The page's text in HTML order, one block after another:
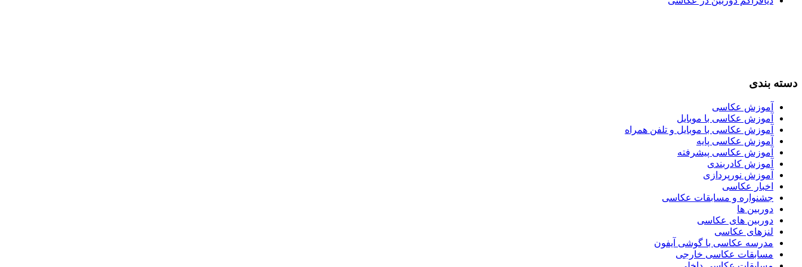
دسته بندی
آموزش عکاسی
آموزش عکاسی با موبایل
آموزش عکاسی با موبایل و تلفن همراه
آموزش عکاسی پایه
آموزش عکاسی پیشرفته
آموزش کادربندی
آموزش نورپردازی
اخبار عکاسی
جشنواره و مسابقات عکاسی
دوربین ها
دوربین های عکاسی
لنزهای عکاسی
مدرسه عکاسی با گوشی آیفون
مسابقات عکاسی خارجی